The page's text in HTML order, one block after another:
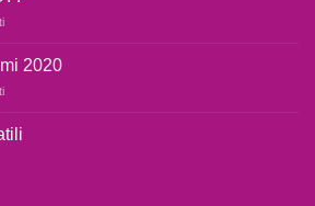
botti,cosa
FARE
CANE
2020
Premi